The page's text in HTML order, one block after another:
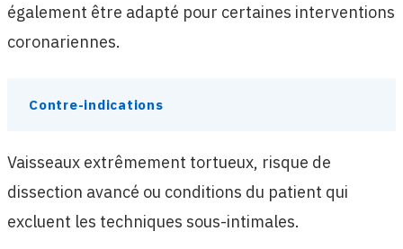
également être adapté pour certaines interventions
coronariennes.
Contre-indications
Vaisseaux extrêmement tortueux, risque de
dissection avancé ou conditions du patient qui
excluent les techniques sous-intimales.